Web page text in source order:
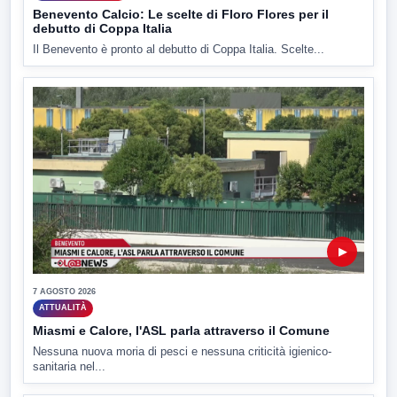
Benevento Calcio: Le scelte di Floro Flores per il
debutto di Coppa Italia
Il Benevento è pronto al debutto di Coppa Italia. Scelte...
▶
7 AGOSTO 2026
ATTUALITÀ
Miasmi e Calore, l'ASL parla attraverso il Comune
Nessuna nuova moria di pesci e nessuna criticità igienico-
sanitaria nel...